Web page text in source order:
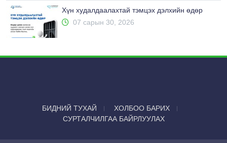
Хүн худалдаалахтай тэмцэх дэлхийн өдөр
07 сарын 30, 2026
БИДНИЙ ТУХАЙ
ХОЛБОО БАРИХ
СУРТАЛЧИЛГАА БАЙРЛУУЛАХ